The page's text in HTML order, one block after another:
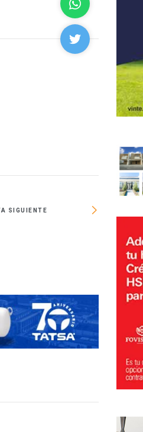
SIGUIENTE
Hay que